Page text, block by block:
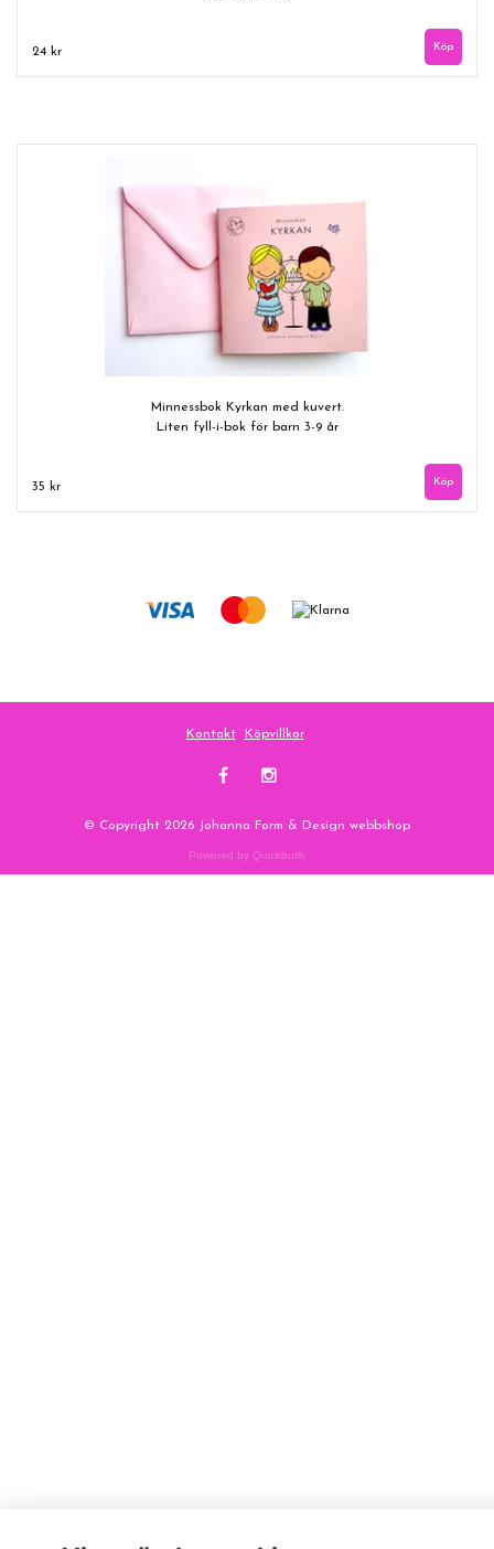
24 kr
Minnessbok Kyrkan med kuvert.
Liten fyll-i-bok för barn 3-9 år
35 kr
Kontakt Köpvillkor
© Copyright 2026 Johanna Form & Design webbshop
Powered by Quickbutik